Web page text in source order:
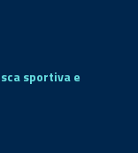
sportiva e